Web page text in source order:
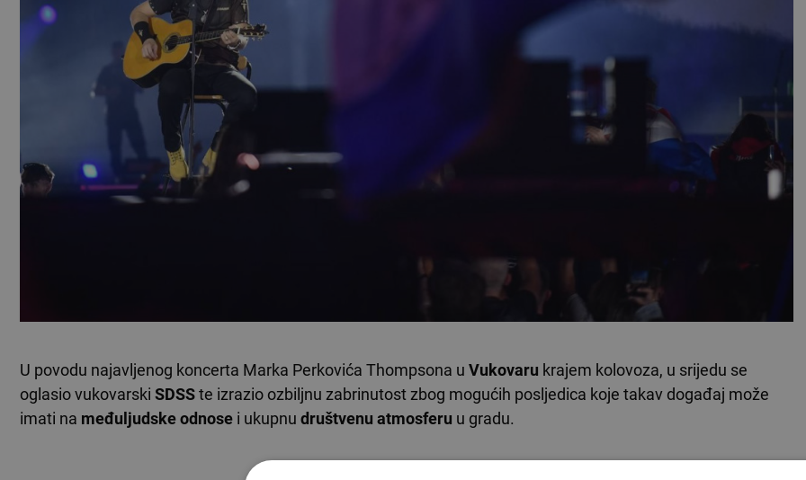
U povodu najavljenog koncerta Marka Perkovića Thompsona u Vukovaru krajem kolovoza, u srijedu se
oglasio vukovarski SDSSte izrazio ozbiljnu zabrinutost zbog mogućih posljedica koje takav događaj može
imati na međuljudske odnose i ukupnu društvenu atmosferu u gradu.